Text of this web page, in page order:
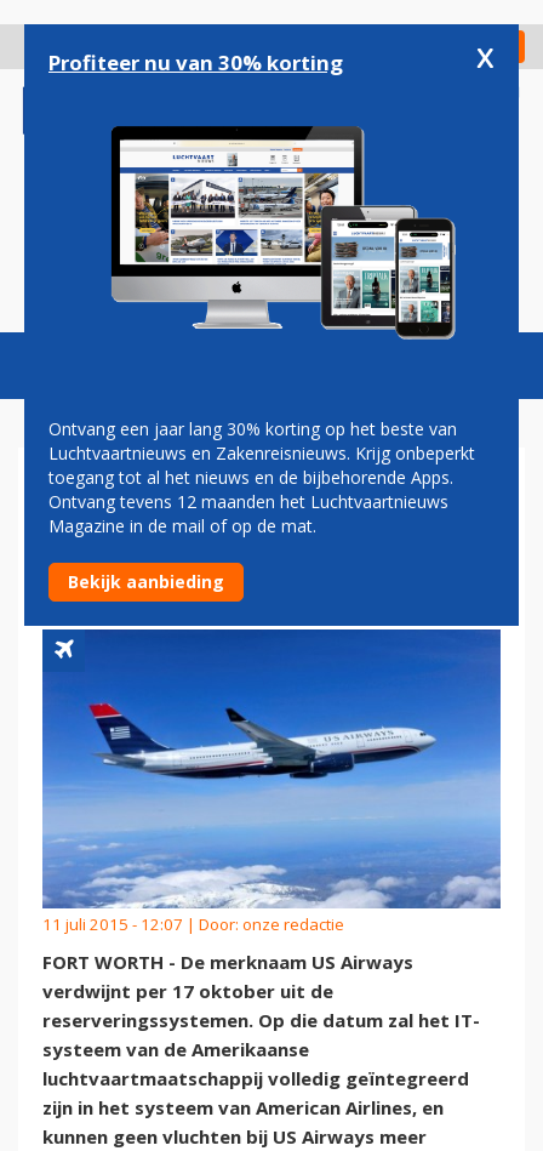
gaan
Check in
Magazine Podcasts Vacatures
MERKNAAM US AIRWAYS
VERDWIJNT 17 OKTOBER
DEFINITIEF
11 juli 2015 - 12:07 | Door: onze redactie
FORT WORTH - De merknaam US Airways
verdwijnt per 17 oktober uit de
reserveringssystemen. Op die datum zal het IT-
systeem van de Amerikaanse
luchtvaartmaatschappij volledig geïntegreerd
zijn in het systeem van American Airlines, en
kunnen geen vluchten bij US Airways meer
Profiteer nu van 30% korting x
Ontvang een jaar lang 30% korting op het beste van
Luchtvaartnieuws en Zakenreisnieuws. Krijg onbeperkt
toegang tot al het nieuws en de bijbehorende Apps.
Ontvang tevens 12 maanden het Luchtvaartnieuws
Magazine in de mail of op de mat.
Bekijk aanbieding